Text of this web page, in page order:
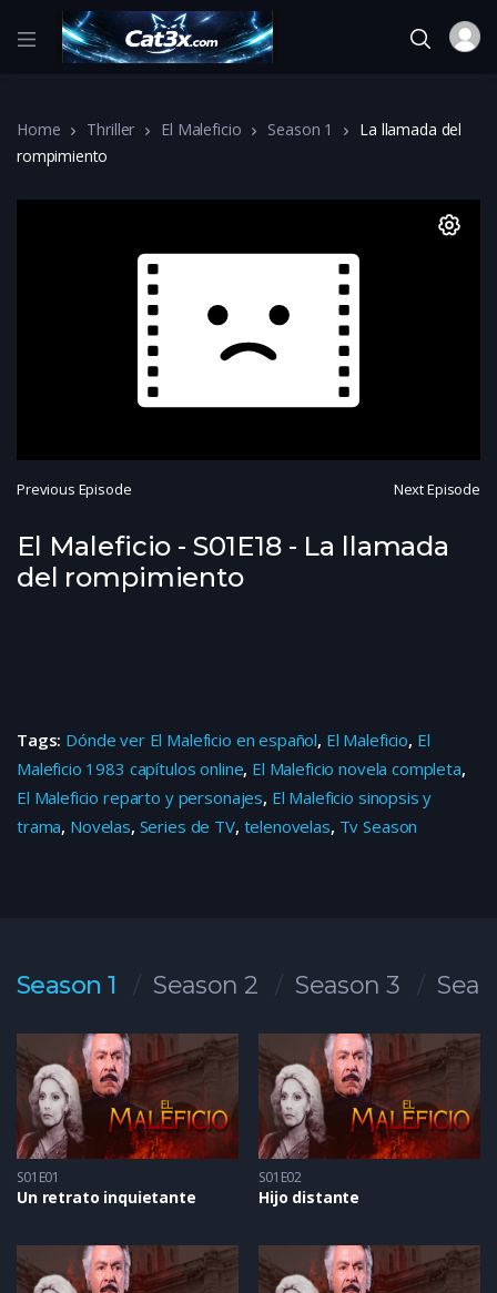
Home Thriller El Maleficio Season 1
La llamada del
rompimiento
Previous Episode Next Episode
El Maleficio - S01E18 - La llamada
del rompimiento
Tags: Dónde ver El Maleficio en español, El Maleficio, El
Maleficio 1983 capítulos online, El Maleficio novela completa,
El Maleficio reparto y personajes, El Maleficio sinopsis y
trama, Novelas, Series de TV, telenovelas, Tv Season
Season 1 Season 2 Season 3
S01E01
Un retrato inquietante
S01E02
Hijo distante